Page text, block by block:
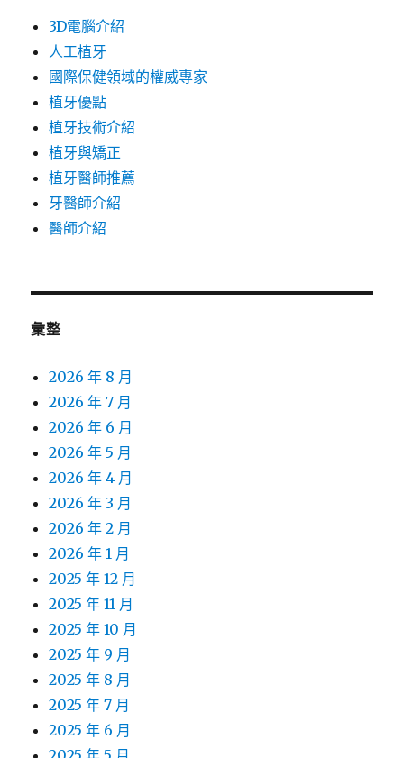
3D電腦介紹
人工植牙
國際保健領域的權威專家
植牙優點
植牙技術介紹
植牙與矯正
植牙醫師推薦
牙醫師介紹
醫師介紹
彙整
2026 年 8 月
2026 年 7 月
2026 年 6 月
2026 年 5 月
2026 年 4 月
2026 年 3 月
2026 年 2 月
2026 年 1 月
2025 年 12 月
2025 年 11 月
2025 年 10 月
2025 年 9 月
2025 年 8 月
2025 年 7 月
2025 年 6 月